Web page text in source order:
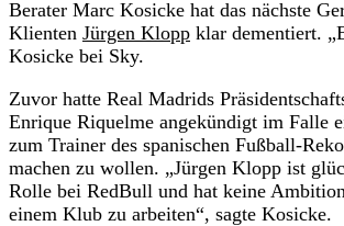
Berater Marc Kosicke hat das nächste
Klienten Jürgen Klopp klar dementiert.
Kosicke bei Sky.
Zuvor hatte Real Madrids
Enrique Riquelme angekündigt im Falle
zum Trainer des spanischen Fußball-
machen zu wollen. „Jürgen Klopp ist
Rolle bei RedBull und hat keine
einem Klub zu arbeiten“, sagte Kosicke.